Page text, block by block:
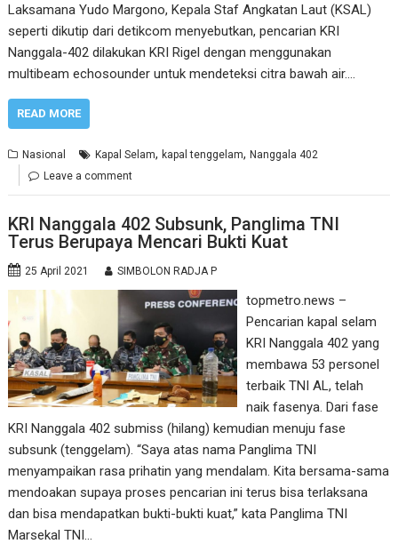
Laksamana Yudo Margono, Kepala Staf Angkatan Laut (KSAL)
seperti dikutip dari detikcom menyebutkan, pencarian KRI
Nanggala-402 dilakukan KRI Rigel dengan menggunakan
multibeam echosounder untuk mendeteksi citra bawah air.…
READ MORE
Nasional Kapal Selam,kapal tenggelam,Nanggala 402
Leave a comment
KRI Nanggala 402 Subsunk, Panglima TNI
Terus Berupaya Mencari Bukti Kuat
25 April 2021 SIMBOLON RADJA P
topmetro.news –
Pencarian kapal selam
KRI Nanggala 402 yang
membawa 53 personel
terbaik TNI AL, telah
naik fasenya. Dari fase
KRI Nanggala 402 submiss (hilang) kemudian menuju fase
subsunk (tenggelam). “Saya atas nama Panglima TNI
menyampaikan rasa prihatin yang mendalam. Kita bersama-sama
mendoakan supaya proses pencarian ini terus bisa terlaksana
dan bisa mendapatkan bukti-bukti kuat,” kata Panglima TNI
Marsekal TNI…